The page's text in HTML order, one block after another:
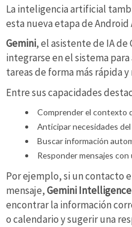
La inteligencia artificial
esta nueva etapa de Android
Gemini, el asistente de IA de
integrarse en el sistema
tareas de forma más rápida
Entre sus capacidades
Comprender el contexto
Anticipar necesidades
Buscar información
Responder mensajes
Por ejemplo, si un contacto
mensaje,Gemini Intelligence
encontrar la información
o calendario y sugerir una